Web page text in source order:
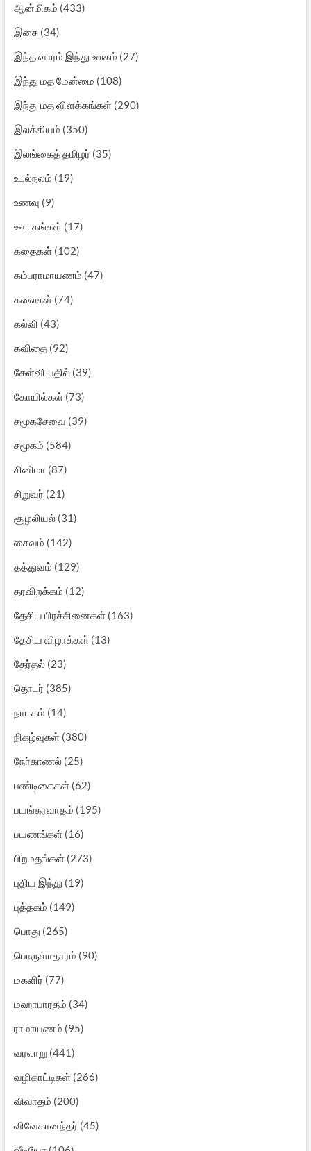
ஆன்மிகம் (433)
இசை(34)
இந்த வாரம் இந்து உலகம் (27)
இந்து மத மேன்மை (108)
இந்து மத விளக்கங்கள்(290)
இலக்கியம் (350)
இலங்கைத் தமிழர் (35)
உடல்நலம் (19)
உணவு (9)
ஊடகங்கள்(17)
கதைகள்(102)
கம்பராமாயணம் (47)
கலைகள்(74)
கல்வி (43)
கவிதை(92)
கேள்வி-பதில்(39)
கோயில்கள்(73)
சமூகசேவை (39)
சமூகம் (584)
சினிமா (87)
சிறுவர் (21)
சூழலியல்(31)
சைவம் (142)
தத்துவம் (129)
தரவிறக்கம் (12)
தேசிய பிரச்சினைகள்(163)
தேசிய விழாக்கள்(13)
தேர்தல்(23)
தொடர் (385)
நாடகம் (14)
நிகழ்வுகள்(380)
நேர்காணல்(25)
பண்டிகைகள்(62)
பயங்கரவாதம் (195)
பயணங்கள்(16)
பிறமதங்கள்(273)
புதிய இந்து (19)
புத்தகம் (149)
பொது (265)
பொருளாதாரம் (90)
மகளிர் (77)
மஹாபாரதம் (34)
ராமாயணம் (95)
வரலாறு(441)
வழிகாட்டிகள்(266)
விவாதம் (200)
விவேகானந்தர் (45)